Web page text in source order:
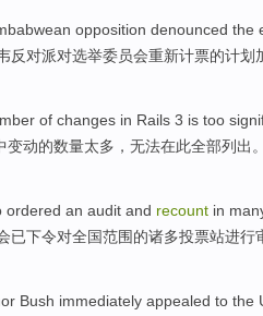
opposition denounced the
反对派对选举委员会重新计票的计划
of changes in Rails 3 is too
变动的数量太多 ， 无法在此全部列出。
ordered an audit and recount in
已下令对全国范围的诸多投票站进行
Bush immediately appealed to the